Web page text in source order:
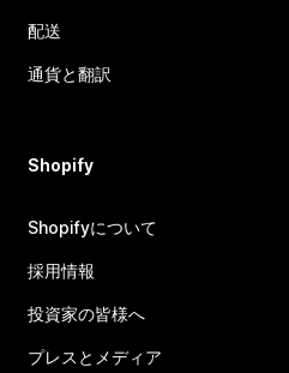
配送
通貨と翻訳
Shopify
Shopifyについて
採用情報
投資家の皆様へ
プレスとメディア